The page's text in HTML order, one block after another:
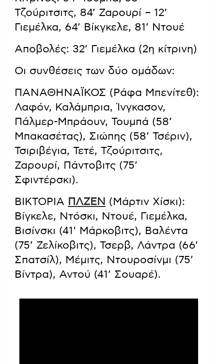
Τζούριτσιτς, 84’ Ζαρουρί – 12’
Γιεμέλκα, 64’ Βίκγκελε, 81’ Ντουέ
Αποβολές: 32’ Γιεμέλκα (2η κίτρινη)
Οι συνθέσεις των δύο ομάδων:
ΠΑΝΑΘΗΝΑΪΚΟΣ (Ράφα Μπενίτεθ):
Λαφόν, Καλάμπρια, Ίνγκασον,
Πάλμερ-Μπράουν, Τουμπά (58’
Μπακασέτας), Σιώπης (58’ Τσέριν),
Τσιριβέγια, Τετέ, Τζούριτσιτς,
Ζαρουρί, Πάντοβιτς (75’
Σφιντέρσκι).
ΒΙΚΤΟΡΙΑ ΠΛΖΕΝ (Μάρτιν Χίσκι):
Βίγκελε, Ντόσκι, Ντουέ, Γιεμέλκα,
Βισίνσκι (41’ Μάρκοβιτς), Βαλέντα
(75’ Ζελίκοβιτς), Τσερβ, Λάντρα (66’
Σπατσίλ), Μέμιτς, Ντουροσίνμι (75’
Βίντρα), Αντού (41’ Σουαρέ).